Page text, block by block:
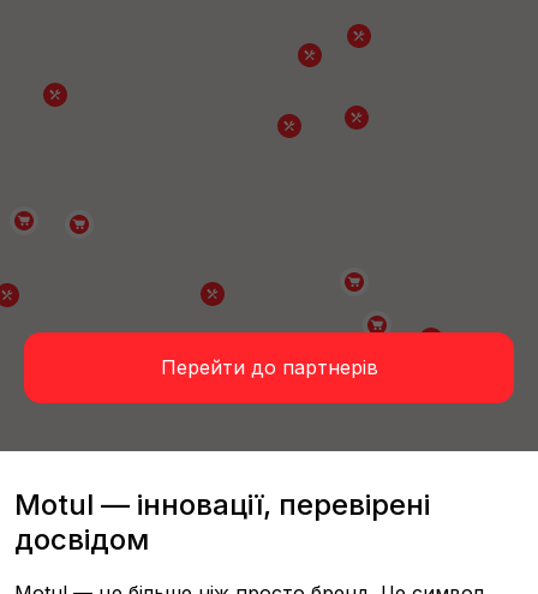
Перейти до партнерів
Motul — інновації, перевірені
досвідом